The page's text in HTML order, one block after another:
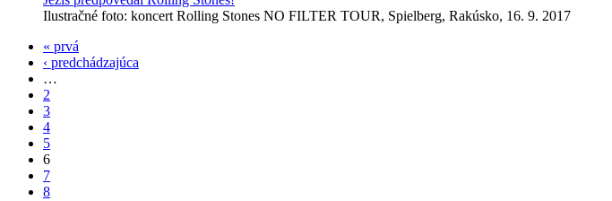
Ilustračné foto: koncert Rolling Stones NO FILTER TOUR, Spielberg, Rakúsko, 16. 9. 2017
« prvá
‹ predchádzajúca
…
2
3
4
5
6
7
8